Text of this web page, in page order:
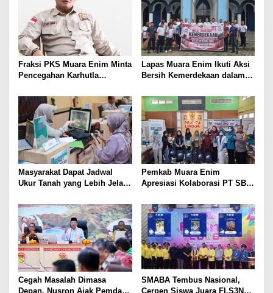
Fraksi PKS Muara Enim Minta
Pencegahan Karhutla
Lapas Muara Enim Ikuti Aksi
Bersih Kemerdekaan dalam
Indonesia
Masyarakat Dapat Jadwal
Ukur Tanah yang Lebih Jelas
Terjadwal
Pemkab Muara Enim
Apresiasi Kolaborasi PT SBS
Warga Sekitar Tambang
Cegah Masalah Dimasa
Depan, Nusron Ajak Pemda
SMABA Tembus Nasional,
Cerpen Siswa Juara FLS3N